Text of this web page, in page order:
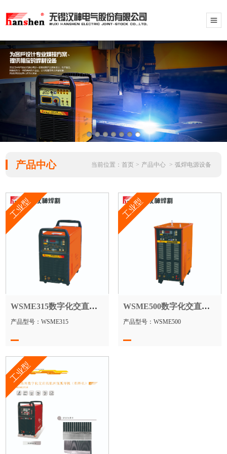
产品中心 当前位置： 首页 > 产品中心 > 弧焊电源设备
WSME315数字化交直流方波脉冲氩弧焊机
产品型号：WSME315
工业型
WSME500数字化交直流方波脉冲氩弧焊机
产品型号：WSME500
工业型
工业型